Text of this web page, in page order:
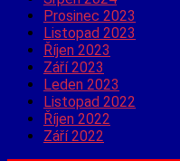
Prosinec 2023
Listopad 2023
Říjen 2023
Září 2023
Leden 2023
Listopad 2022
Říjen 2022
Září 2022